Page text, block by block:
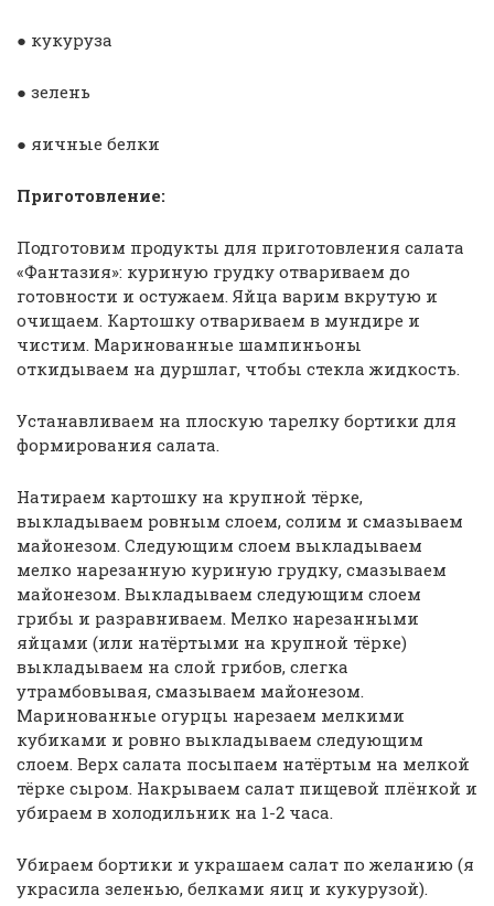
● кукуруза
● зелень
● яичные белки
Приготовление:
Подготовим продукты для приготовления салата
«Фантазия»: куриную грудку отвариваем до
готовности и остужаем. Яйца варим вкрутую и
очищаем. Картошку отвариваем в мундире и
чистим. Маринованные шампиньоны
откидываем на дуршлаг, чтобы стекла жидкость.
Устанавливаем на плоскую тарелку бортики для
формирования салата.
Натираем картошку на крупной тёрке,
выкладываем ровным слоем, солим и смазываем
майонезом. Следующим слоем выкладываем
мелко нарезанную куриную грудку, смазываем
майонезом. Выкладываем следующим слоем
грибы и разравниваем. Мелко нарезанными
яйцами (или натёртыми на крупной тёрке)
выкладываем на слой грибов, слегка
утрамбовывая, смазываем майонезом.
Маринованные огурцы нарезаем мелкими
кубиками и ровно выкладываем следующим
слоем. Верх салата посыпаем натёртым на мелкой
тёрке сыром. Накрываем салат пищевой плёнкой и
убираем в холодильник на 1-2 часа.
Убираем бортики и украшаем салат по желанию (я
украсила зеленью, белками яиц и кукурузой).